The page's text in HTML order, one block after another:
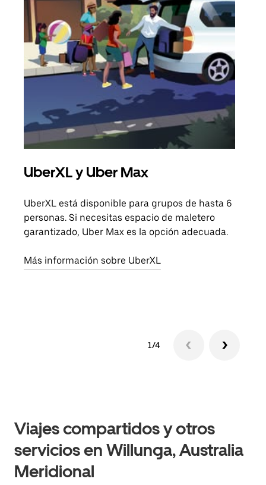
UberXL y Uber Max
UberXL está disponible para grupos de hasta 6
personas. Si necesitas espacio de maletero
garantizado, Uber Max es la opción adecuada.
Más información sobre UberXL
1/4
Viajes compartidos y otros
servicios en Willunga, Australia
Meridional